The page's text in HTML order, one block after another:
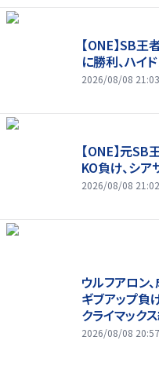
【ONE】SB
に勝利、ハイ
2026/08/08 21:03
【ONE】元
KO負け、シ
2026/08/08 21:02
ウルフアロン
ギブアップ負
クライマック
2026/08/08 20:57